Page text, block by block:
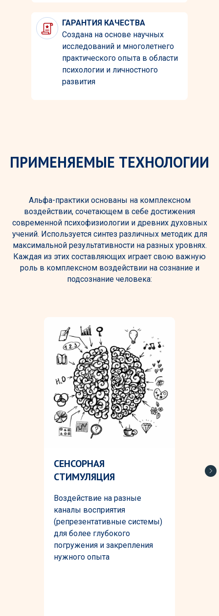
ГАРАНТИЯ КАЧЕСТВА
Создана на основе научных
исследований и многолетнего
практического опыта в области
психологии и личностного
развития
ПРИМЕНЯЕМЫЕ ТЕХНОЛОГИИ
Альфа-практики основаны на комплексном
воздействии, сочетающем в себе достижения
современной психофизиологии и древних духовных
учений. Используется синтез различных методик для
максимальной результативности на разных уровнях.
Каждая из этих составляющих играет свою важную
роль в комплексном воздействии на сознание и
подсознание человека:
СЕНСОРНАЯ
СТИМУЛЯЦИЯ
Воздействие на разные
каналы восприятия
(репрезентативные системы)
для более глубокого
погружения и закрепления
нужного опыта